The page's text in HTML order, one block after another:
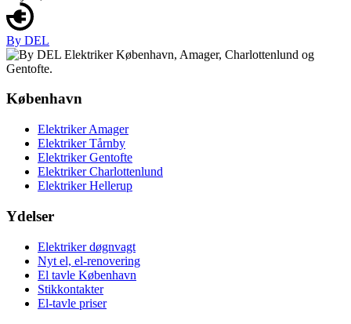
By DEL
København
Elektriker Amager
Elektriker Tårnby
Elektriker Gentofte
Elektriker Charlottenlund
Elektriker Hellerup
Ydelser
Elektriker døgnvagt
Nyt el, el-renovering
El tavle København
Stikkontakter
El-tavle priser